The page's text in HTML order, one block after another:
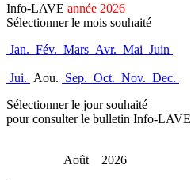
Info-LAVE année 2026
Sélectionner le mois souhaité
Jan. Fév. Mars Avr. Mai Juin
Jui. Aou. Sep. Oct. Nov. Dec.
Sélectionner le jour souhaité
pour consulter le bulletin Info-LAVE
Août 2026